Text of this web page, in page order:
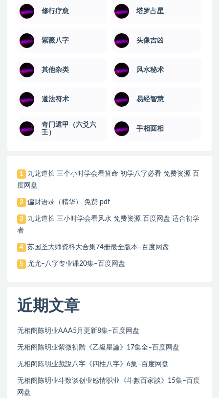
修行疗愈 塔罗占星
紫薇八字 头像吉凶
其他杂类 风水秘术
道法符术 易经智慧
奇门遁甲（六爻六
壬）
手相面相
1
九龙道长 三个小时学会看算命 初学八字必看 免费资源 百
度网盘
2 偏财语录（精华） 免费 pdf
3
九龙道长 三小时学会看风水 免费资源 百度网盘 适合初学
者
4 苏国圣大师资料大合集74册最全版本–百度网盘
5 尤尤–八字专业课20集–百度网盘
近期文章
无相阁陈明业AAA5月更新8集–百度网盘
无相阁陈明业紫微初階《乙級星論》17集全–百度网盘
无相阁陈明业戲說八字《四柱八字》6集–百度网盘
无相阁陈明业斗数谈创业感情职业《斗數百家談》15集–百度
网盘